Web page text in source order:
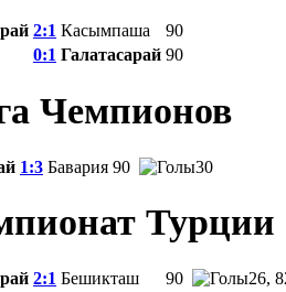
2:1 Касымпаша
90
0:1 Галатасарай 90
Чемпионов
1:3 Бавария 90 30
Турции
2:1 Бешикташ 90
26,